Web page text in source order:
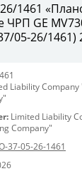
1461
ЧРП GE
05-26/1461)
Liability Company
Limited Liability
Company"
37-05-26-1461